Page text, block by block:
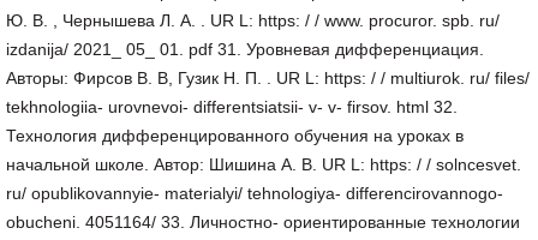
Ю. В. , Чернышева Л. А. . UR L: https: / / www. procuror. spb. ru/
izdanija/ 2021_ 05_ 01. pdf 31. Уровневая дифференциация.
Авторы: Фирсов В. В, Гузик Н. П. . UR L: https: / / multiurok. ru/ files/
tekhnologiia- urovnevoi- differentsiatsii- v- v- firsov. html 32.
Технология дифференцированного обучения на уроках в
начальной школе. Автор: Шишина А. В. UR L: https: / / solncesvet.
ru/ opublikovannyie- materialyi/ tehnologiya- differencirovannogo-
obucheni. 4051164/ 33. Личностно- ориентированные технологии